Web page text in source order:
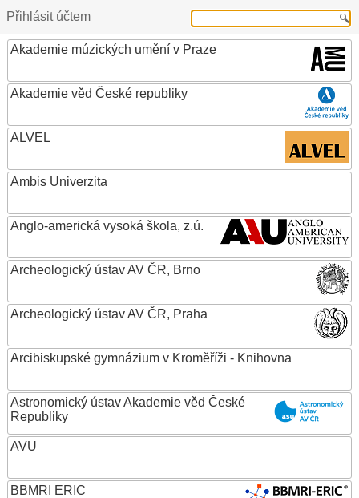
Přihlásit účtem
Akademie múzických umění v Praze
Akademie věd České republiky
ALVEL
Ambis Univerzita
Anglo-americká vysoká škola, z.ú.
Archeologický ústav AV ČR, Brno
Archeologický ústav AV ČR, Praha
Arcibiskupské gymnázium v Kroměříži - Knihovna
Astronomický ústav Akademie věd České
Republiky
AVU
BBMRI ERIC